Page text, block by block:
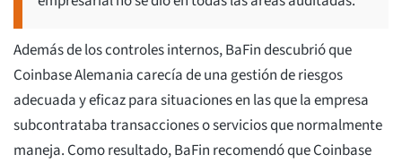
Además de los controles internos, BaFin descubrió que
Coinbase Alemania carecía de una gestión de riesgos
adecuada y eficaz para situaciones en las que la empresa
subcontrataba transacciones o servicios que normalmente
maneja. Como resultado, BaFin recomendó que Coinbase